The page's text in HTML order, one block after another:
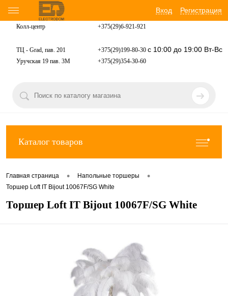
Вход Регистрация
Колл-центр +375(29)6-921-921
ТЦ - Grad, пав. 201 +375(29)199-80-30 с 10:00 до 19:00 Вт-Вс
Уручская 19 пав. 3М +375(29)354-30-60
Каталог товаров
Главная страница • Напольные торшеры •
Торшер Loft IT Bijout 10067F/SG White
Торшер Loft IT Bijout 10067F/SG White